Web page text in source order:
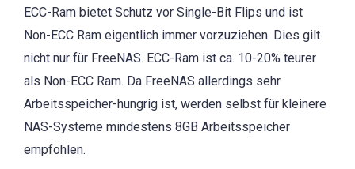
ECC-Ram bietet Schutz vor Single-Bit Flips und ist
Non-ECC Ram eigentlich immer vorzuziehen. Dies gilt
nicht nur für FreeNAS. ECC-Ram ist ca. 10-20% teurer
als Non-ECC Ram. Da FreeNAS allerdings sehr
Arbeitsspeicher-hungrig ist, werden selbst für kleinere
NAS-Systeme mindestens 8GB Arbeitsspeicher
empfohlen.